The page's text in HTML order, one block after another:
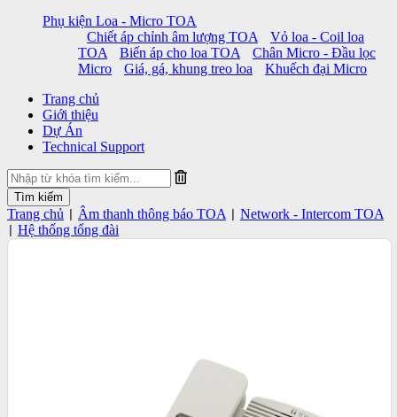
Phụ kiện Loa - Micro TOA
Chiết áp chỉnh âm lượng TOA
Vỏ loa - Coil loa
TOA
Biến áp cho loa TOA
Chân Micro - Đầu lọc
Micro
Giá, gá, khung treo loa
Khuếch đại Micro
Trang chủ
Giới thiệu
Dự Án
Technical Support
Trang chủ Âm thanh thông báo TOA Network - Intercom TOA
Hệ thống tổng đài